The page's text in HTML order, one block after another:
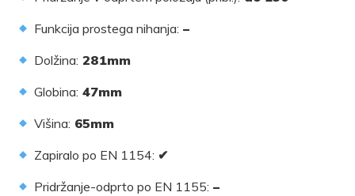
Funkcija prostega nihanja: –
Dolžina: 281mm
Globina: 47mm
Višina: 65mm
Zapiralo po EN 1154: ✔
Pridržanje-odprto po EN 1155: –